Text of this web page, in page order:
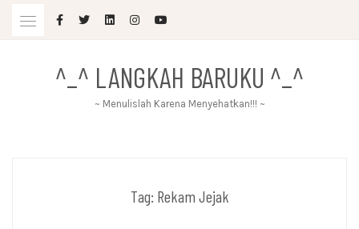
^_^ LANGKAH BARUKU ^_^
~ Menulislah Karena Menyehatkan!!! ~
Tag: Rekam Jejak